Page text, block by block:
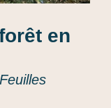
en